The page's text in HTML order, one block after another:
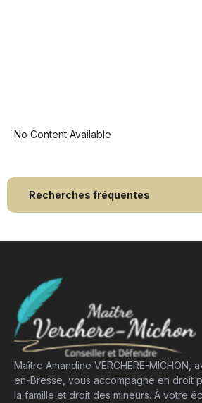
No Content Available
Recherches fréquentes
Maître Amandine VERCHERE-MICHON,
en-Bresse, vous accompagne en droit
la famille et droit des mineurs. À votre